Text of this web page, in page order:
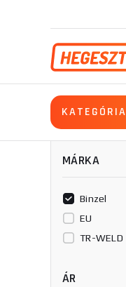
KATEGÓRIA
MÁRKA
Binzel
EU
TR-WELD
ÁR